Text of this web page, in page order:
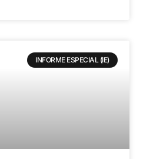
INFORME ESPECIAL (IE)